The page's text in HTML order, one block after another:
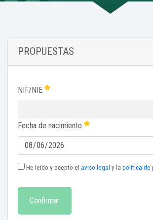
PROPUESTAS
NIF/NIE
Fecha de nacimiento
He leído y acepto el aviso legal y la política de
Confirmar